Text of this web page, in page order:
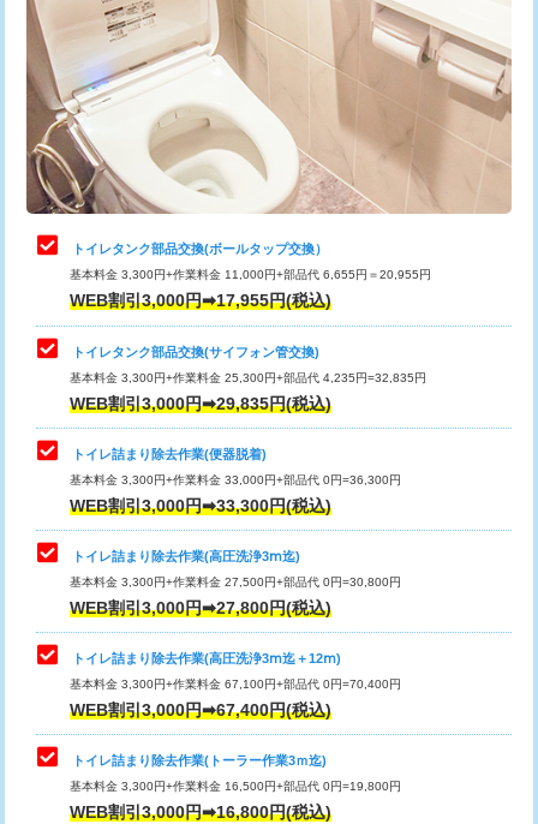
トイレタンク部品交換(ボールタップ交換）
基本料金 3,300円+作業料金 11,000円+部品代 6,655円＝20,955円
WEB割引3,000円➡17,955円(税込)
トイレタンク部品交換(サイフォン管交換)
基本料金 3,300円+作業料金 25,300円+部品代 4,235円=32,835円
WEB割引3,000円➡29,835円(税込)
トイレ詰まり除去作業(便器脱着)
基本料金 3,300円+作業料金 33,000円+部品代 0円=36,300円
WEB割引3,000円➡33,300円(税込)
トイレ詰まり除去作業(高圧洗浄3ⅿ迄)
基本料金 3,300円+作業料金 27,500円+部品代 0円=30,800円
WEB割引3,000円➡27,800円(税込)
トイレ詰まり除去作業(高圧洗浄3ⅿ迄＋12ⅿ)
基本料金 3,300円+作業料金 67,100円+部品代 0円=70,400円
WEB割引3,000円➡67,400円(税込)
トイレ詰まり除去作業(トーラー作業3ｍ迄)
基本料金 3,300円+作業料金 16,500円+部品代 0円=19,800円
WEB割引3,000円➡16,800円(税込)